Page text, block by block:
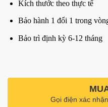
Kích thước theo thực tế
Bảo hành 1 đổi 1 trong
Bảo trì định kỳ 6-12 tháng
Gọi điện xác